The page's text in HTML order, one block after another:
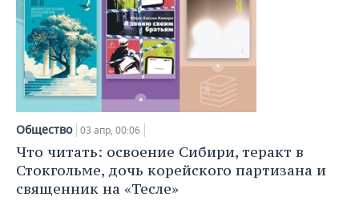
Общество 03 апр, 00:06
Что читать: освоение Сибири, теракт в
Стокгольме, дочь корейского партизана и
священник на «Тесле»